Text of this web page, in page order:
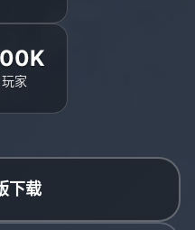
玩家
下载